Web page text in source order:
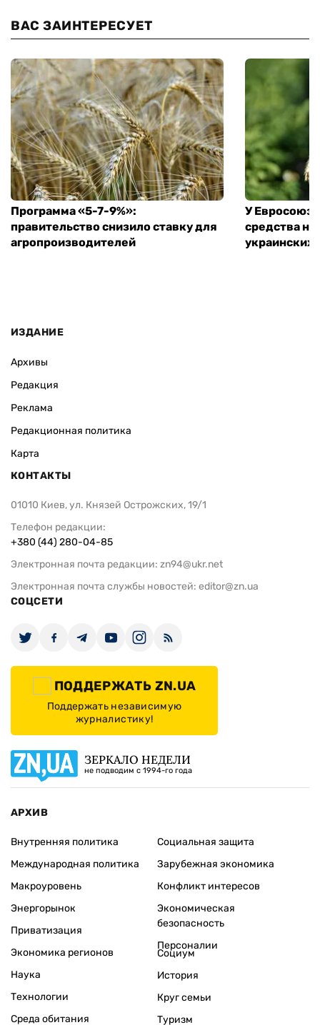
ВАС ЗАИНТЕРЕСУЕТ
Программа «5-7-9%»:
правительство снизило ставку для
агропроизводителей
У
средства
ИЗДАНИЕ
Архивы
Редакция
Реклама
Редакционная политика
Карта
КОНТАКТЫ
01010 Киев, ул. Князей Острожских, 19/1
Телефон редакции:
+380 (44) 280-04-85
Электронная почта редакции: zn94@ukr.net
Электронная почта службы новостей: editor@zn.ua
СОЦСЕТИ
ПОДДЕРЖАТЬ ZN.UA
Поддержать независимую
журналистику!
ЗЕРКАЛО НЕДЕЛИ
не подводим с 1994-го года
АРХИВ
Внутренняя политика
Международная политика
Макроуровень
Энергорынок
Приватизация
Экономика регионов
Социальная защита
Зарубежная экономика
Конфликт интересов
Экономическая
безопасность
Персоналии
Наука
Технологии
Среда обитания
Социум
История
Круг семьи
Туризм